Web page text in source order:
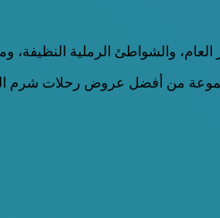
والشواطئ الرملية النظيفة،